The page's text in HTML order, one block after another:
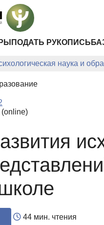
ПОДАТЬ РУКОПИСЬ
наука и
(online)
44 мин. чтения